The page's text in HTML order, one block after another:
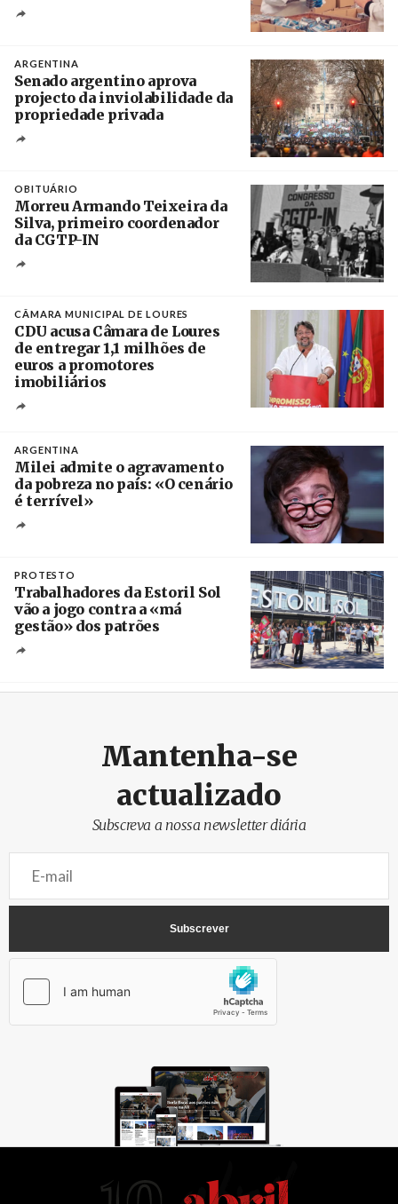
ARGENTINA
Senado argentino aprova
projecto da inviolabilidade da
propriedade privada
OBITUÁRIO
Morreu Armando Teixeira da
Silva, primeiro coordenador
da CGTP-IN
CÂMARA MUNICIPAL DE LOURES
CDU acusa Câmara de Loures
de entregar 1,1 milhões de
euros a promotores
imobiliários
ARGENTINA
Milei admite o agravamento
da pobreza no país: «O cenário
é terrível»
PROTESTO
Trabalhadores da Estoril Sol
vão a jogo contra a «má
gestão» dos patrões
Mantenha-se
actualizado
Subscreva a nossa newsletter diária